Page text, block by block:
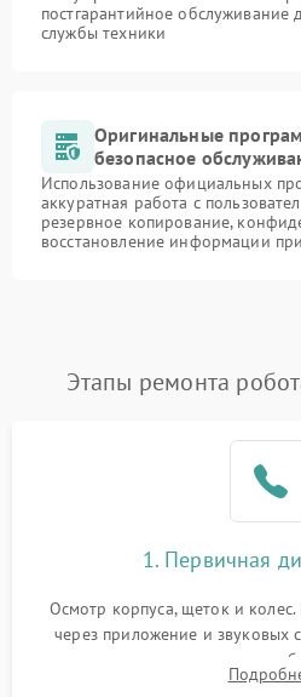
постгарантийное обслуживание
службы техники
Оригинальные
безопасное
Использование официальных
аккуратная работа с
резервное копирование,
восстановление информации
Этапы ремонта
1. Первичная
Осмотр корпуса, щеток и
через приложение и звуковых
аккумулятора и тестирование
Оценка работы лидара,